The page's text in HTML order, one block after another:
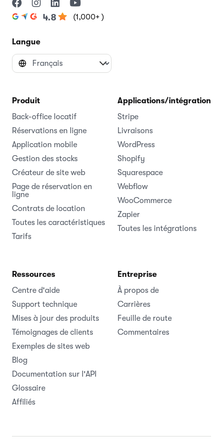
4.8 (1,000+ )
Langue
Produit
Back-office locatif
Réservations en ligne
Application mobile
Gestion des stocks
Créateur de site web
Page de réservation en
ligne
Contrats de location
Toutes les caractéristiques
Tarifs
Applications/intégrations
Stripe
Livraisons
WordPress
Shopify
Squarespace
Webflow
WooCommerce
Zapier
Toutes les intégrations
Ressources
Centre d'aide
Support technique
Mises à jour des produits
Témoignages de clients
Exemples de sites web
Blog
Documentation sur l'API
Glossaire
Affiliés
Entreprise
À propos de
Carrières
Feuille de route
Commentaires